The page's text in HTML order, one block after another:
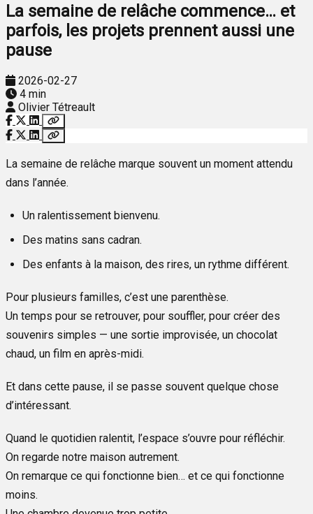
La semaine de relâche commence… et
parfois, les projets prennent aussi une
pause
2026-02-27
4 min
Olivier Tétreault
La semaine de relâche marque souvent un moment attendu
dans l’année.
Un ralentissement bienvenu.
Des matins sans cadran.
Des enfants à la maison, des rires, un rythme différent.
Pour plusieurs familles, c’est une parenthèse.
Un temps pour se retrouver, pour souffler, pour créer des
souvenirs simples — une sortie improvisée, un chocolat
chaud, un film en après-midi.
Et dans cette pause, il se passe souvent quelque chose
d’intéressant.
Quand le quotidien ralentit, l’espace s’ouvre pour réfléchir.
On regarde notre maison autrement.
On remarque ce qui fonctionne bien… et ce qui fonctionne
moins.